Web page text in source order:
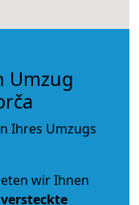
Umzug
Ihres Umzugs
wir Ihnen